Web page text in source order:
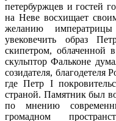
петербуржцев и гостей
на Неве восхищает
желанию
увековечить образ
скипетром, облаченной
скульптор Фальконе
созидателя, благодетеля
где Петр I
страной. Памятник был
по мнению
громадном